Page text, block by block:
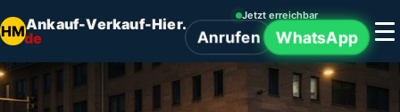
HMAnkauf-Verkauf-Hier.
de
Jetzt erreichbar
Anrufen WhatsApp